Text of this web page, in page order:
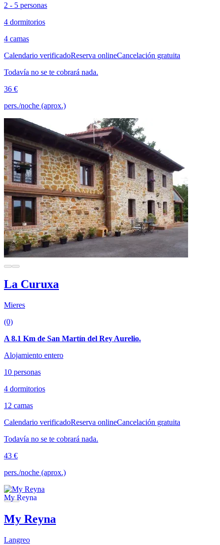
2 - 5 personas
4 dormitorios
4 camas
Calendario verificadoReserva onlineCancelación gratuita
Todavía no se te cobrará nada.
36 €
pers./noche (aprox.)
La Curuxa
Mieres
(0)
A 8.1 Km de San Martín del Rey Aurelio.
Alojamiento entero
10 personas
4 dormitorios
12 camas
Calendario verificadoReserva onlineCancelación gratuita
Todavía no se te cobrará nada.
43 €
pers./noche (aprox.)
My Reyna
Langreo